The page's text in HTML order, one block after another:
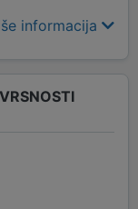
informacija